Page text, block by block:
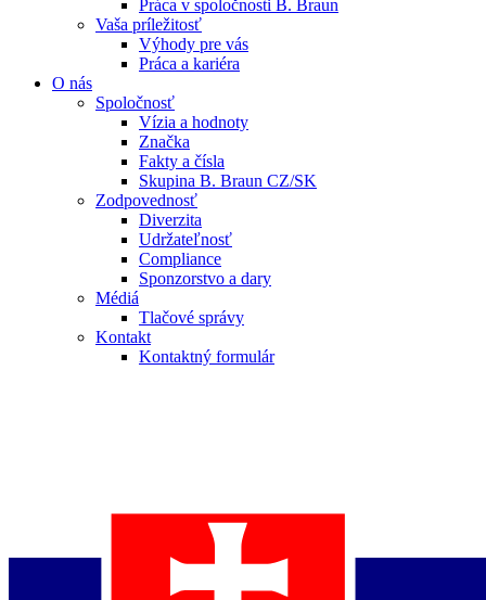
Práca v spoločnosti B. Braun
Vaša príležitosť
Výhody pre vás
Práca a kariéra
O nás
Spoločnosť
Vízia a hodnoty
Značka
Fakty a čísla
Skupina B. Braun CZ/SK
Zodpovednosť
Diverzita
Udržateľnosť
Compliance
Sponzorstvo a dary
Médiá
Tlačové správy
Kontakt
Kontaktný formulár